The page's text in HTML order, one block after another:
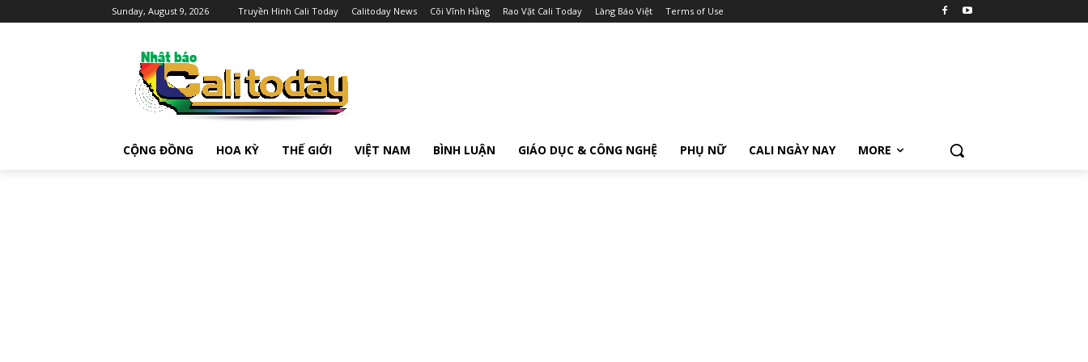
Sunday, August 9, 2026 Truyền Hình Cali Today Calitoday News Cõi Vĩnh Hằng Rao Vặt Cali Today Làng Báo Việt Terms of Use
CỘNG ĐỒNG HOA KỲ THẾ GIỚI VIỆT NAM BÌNH LUẬN GIÁO DỤC & CÔNG NGHỆ PHỤ NỮ CALI NGÀY NAY MORE